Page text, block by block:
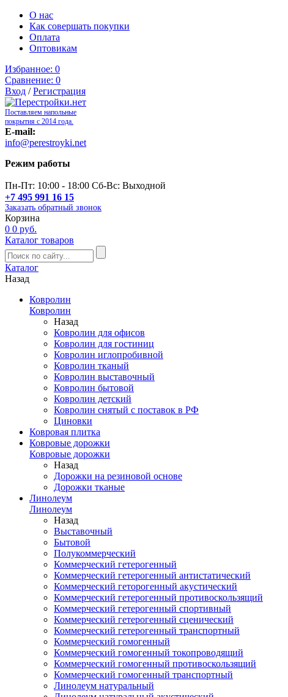
О нас
Как совершать покупки
Оплата
Оптовикам
Избранное: 0
Сравнение: 0
Вход /Регистрация
Поставляем напольные
покрытия с 2014 года.
E-mail:
info@perestroyki.net
Режим работы
Пн-Пт: 10:00 - 18:00 Сб-Вс: Выходной
+7 495 991 16 15
Заказать обратный звонок
Корзина
0 0 руб.
Каталог товаров
Каталог
Назад
Ковролин
Ковролин
Назад
Ковролин для офисов
Ковролин для гостиниц
Ковролин иглопробивной
Ковролин тканый
Ковролин выставочный
Ковролин бытовой
Ковролин детский
Ковролин снятый с поставок в РФ
Циновки
Ковровая плитка
Ковровые дорожки
Ковровые дорожки
Назад
Дорожки на резиновой основе
Дорожки тканые
Линолеум
Линолеум
Назад
Выставочный
Бытовой
Полукоммерческий
Коммерческий гетерогенный
Коммерческий гетерогенный антистатический
Коммерческий геторогенный акустический
Коммерческий гетерогенный противоскользящий
Коммерческий гетерогенный спортивный
Коммерческий гетерогенный сценический
Коммерческий гетерогенный транспортный
Коммерческий гомогенный
Коммерческий гомогенный токопроводящий
Коммерческий гомогенный противоскользящий
Коммерческий гомогенный транспортный
Линолеум натуральный